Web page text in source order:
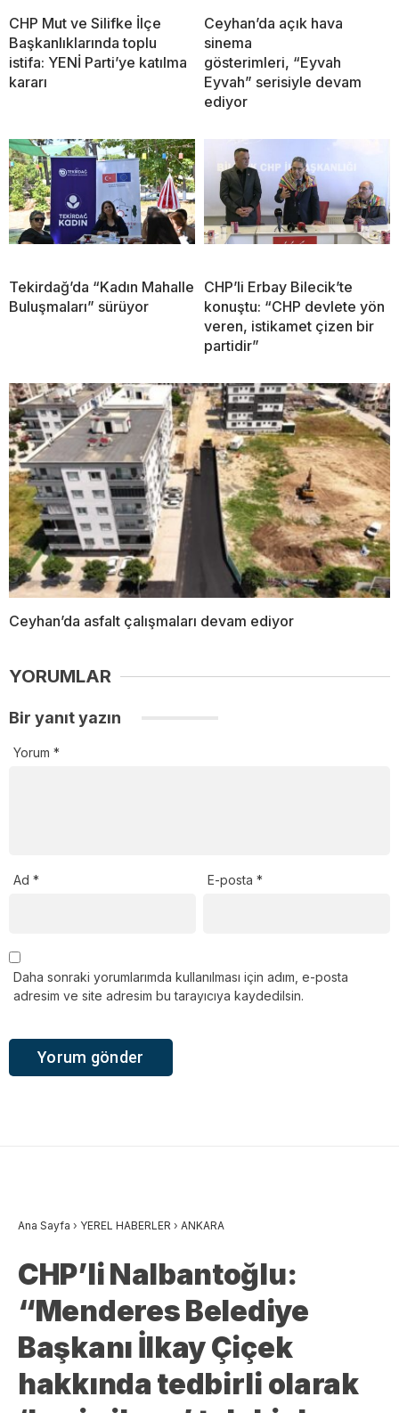
CHP Mut ve Silifke İlçe
Başkanlıklarında toplu
istifa: YENİ Parti’ye katılma
kararı
Ceyhan’da açık hava
sinema
gösterimleri, “Eyvah
Eyvah” serisiyle devam
ediyor
Tekirdağ’da “Kadın Mahalle
Buluşmaları” sürüyor
CHP’li Erbay Bilecik’te
konuştu: “CHP devlete yön
veren, istikamet çizen bir
partidir”
Ceyhan’da asfalt çalışmaları devam ediyor
YORUMLAR
Bir yanıt yazın
Yorum *
Ad * E-posta*
Daha sonraki yorumlarımda kullanılması için adım, e-posta
adresim ve site adresim bu tarayıcıya kaydedilsin.
Ana Sayfa › YEREL HABERLER › ANKARA
CHP’li Nalbantoğlu:
“Menderes Belediye
Başkanı İlkay Çiçek
hakkında tedbirli olarak